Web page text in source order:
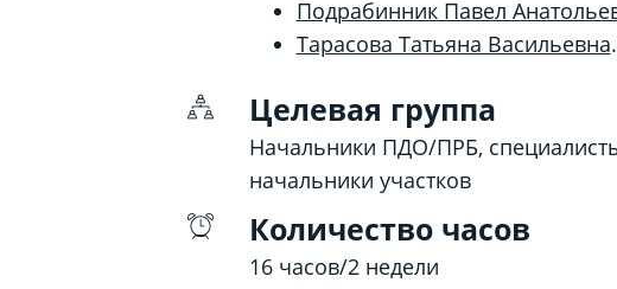
Подрабинник Павел
Тарасова Татьяна Васильевна
Целевая группа
Начальники ПДО/ПРБ,
начальники участков
Количество часов
16 часов/2 недели